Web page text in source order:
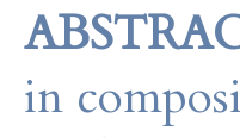
in